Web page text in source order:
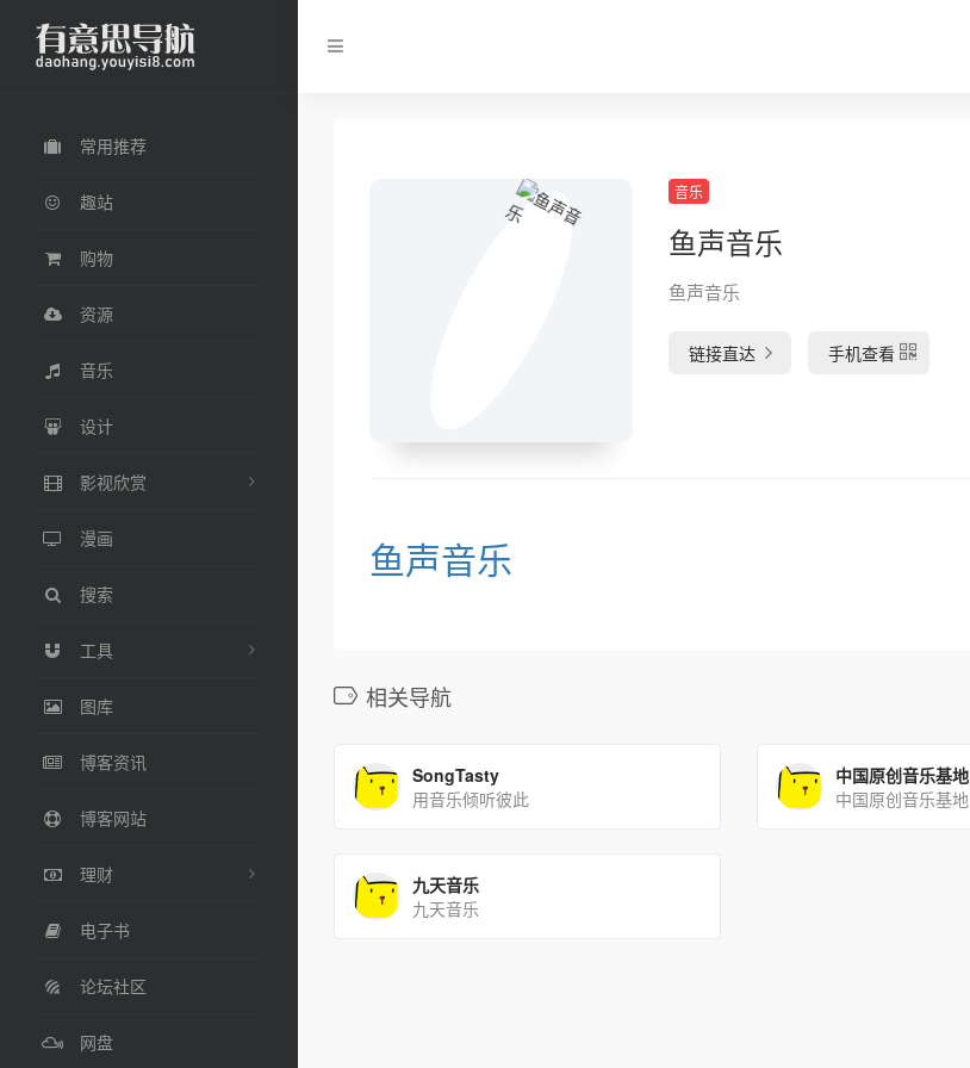
常用推荐
趣站
购物
资源
音乐
设计
影视欣赏
漫画
搜索
工具
图库
博客资讯
博客网站
理财
电子书
论坛社区
网盘
音乐
鱼声音乐
鱼声音乐
链接直达 手机查看
鱼声音乐
相关导航
SongTasty
用音乐倾听彼此
中国原创音乐基地
中国原创音乐基地
九天音乐
九天音乐